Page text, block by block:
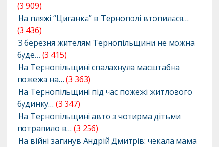
(3 909)
На пляжі “Циганка” в Тернополі втопилася…
(3 436)
З березня жителям Тернопільщини не можна
буде… (3 415)
На Тернопільщині спалахнула масштабна
пожежа на… (3 363)
На Тернопільщині під час пожежі житлового
будинку… (3 347)
На Тернопільщині авто з чотирма дітьми
потрапило в… (3 256)
На війні загинув Андрій Дмитрів: чекала мама